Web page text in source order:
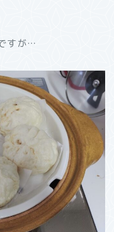
すが…